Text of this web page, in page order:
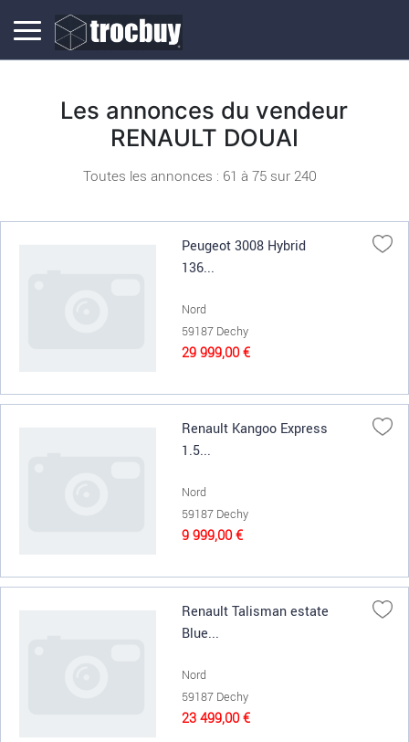
Les annonces du vendeur
RENAULT DOUAI
Toutes les annonces : 61 à 75sur 240
Peugeot 3008 Hybrid
136...
Nord
59187 Dechy
29 999,00 €
Renault Kangoo Express
1.5...
Nord
59187 Dechy
9 999,00 €
Renault Talisman estate
Blue...
Nord
59187 Dechy
23 499,00 €